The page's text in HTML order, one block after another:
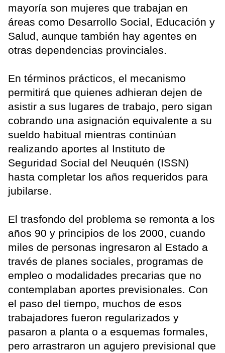
mayoría son mujeres que trabajan en
áreas como Desarrollo Social, Educación y
Salud, aunque también hay agentes en
otras dependencias provinciales.
En términos prácticos, el mecanismo
permitirá que quienes adhieran dejen de
asistir a sus lugares de trabajo, pero sigan
cobrando una asignación equivalente a su
sueldo habitual mientras continúan
realizando aportes al Instituto de
Seguridad Social del Neuquén (ISSN)
hasta completar los años requeridos para
jubilarse.
El trasfondo del problema se remonta a los
años 90 y principios de los 2000, cuando
miles de personas ingresaron al Estado a
través de planes sociales, programas de
empleo o modalidades precarias que no
contemplaban aportes previsionales. Con
el paso del tiempo, muchos de esos
trabajadores fueron regularizados y
pasaron a planta o a esquemas formales,
pero arrastraron un agujero previsional que